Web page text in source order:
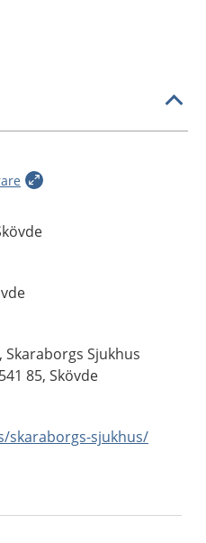
Sjukhus
85, Skövde
skaraborgs-sjukhus/